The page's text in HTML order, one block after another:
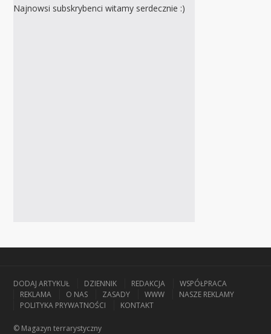
Najnowsi subskrybenci witamy serdecznie :)
DODAJ ARTYKUŁ DZIENNIK REDAKCJA
WSPÓŁPRACA
REKLAMA
O NAS ZASADY WWW
NASZE REKLAMY
POLITYKA PRYWATNOŚCI
KONTAKT
© Magazyn terrarystyczny